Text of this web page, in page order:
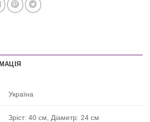
Україна
Зріст: 40 см, Діаметр: 24 см